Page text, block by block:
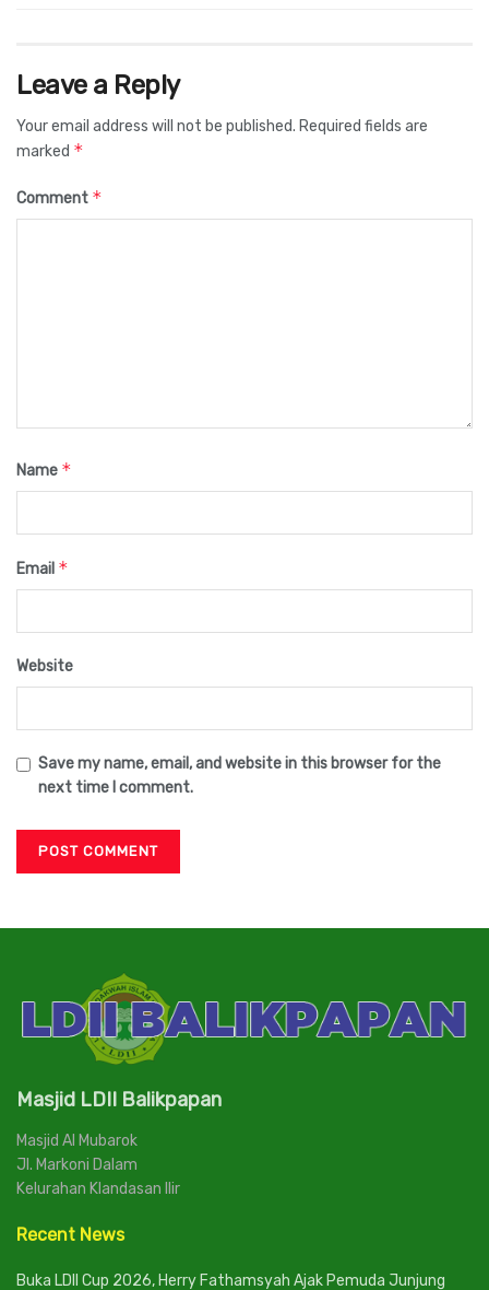
Leave a Reply
Your email address will not be published. Required fields are
marked *
Comment *
Name *
Email *
Website
Save my name, email, and website in this browser for the
next time I comment.
Masjid LDII Balikpapan
Masjid Al Mubarok
Jl. Markoni Dalam
Kelurahan Klandasan Ilir
Recent News
Buka LDII Cup 2026, Herry Fathamsyah Ajak Pemuda Junjung